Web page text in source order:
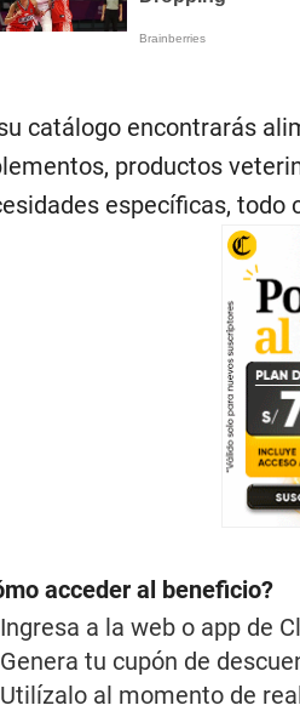
catálogo encontrarás
productos
específicas, todo
acceder al beneficio?
Ingresa a la web o app de
Genera tu cupón de
Utilízalo al momento de